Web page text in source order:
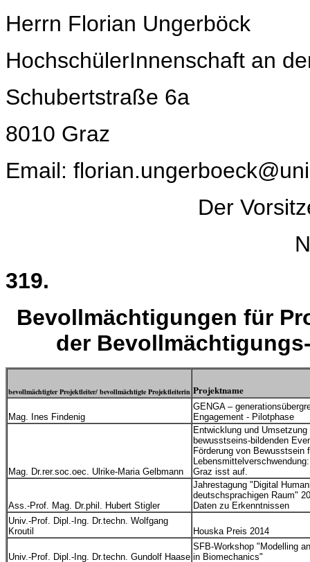
Herrn Florian Ungerböck
HochschülerInnenschaft an
Schubertstraße 6a
8010 Graz
Email:
Der
319.
Bevollmächtigungen für
der
bevollmächtigter Projektleiter/ bevollmächtigte Projektleiterin Projektname
Mag. Ines Findenig
GENGA –
Engagement - Pilotphase
Mag. Dr.rer.soc.oec. Ulrike-Maria Gelbmann
Entwicklung und Umsetzung
bewusstseins-bildenden
Förderung von Bewusstsein
Graz isst auf.
Ass.-Prof. Mag. Dr.phil. Hubert Stigler
Jahrestagung "Digital
deutschsprachigen Raum"
Daten zu Erkenntnissen
Univ.-Prof. Dipl.-Ing. Dr.techn. Wolfgang
Kroutil
Houska Preis 2014
Univ.-Prof. Dipl.-Ing. Dr.techn. Gundolf Haase
SFB-Workshop "Modelling
in Biomechanics"